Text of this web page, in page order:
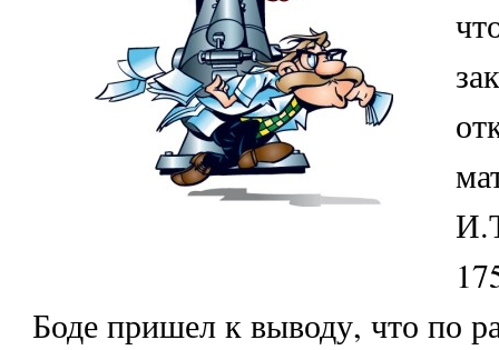
Боде пришел к выводу, что по